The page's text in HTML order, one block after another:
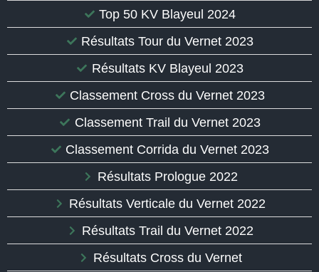
Top 50 KV Blayeul 2024
Résultats Tour du Vernet 2023
Résultats KV Blayeul 2023
Classement Cross du Vernet 2023
Classement Trail du Vernet 2023
Classement Corrida du Vernet 2023
Résultats Prologue 2022
Résultats Verticale du Vernet 2022
Résultats Trail du Vernet 2022
Résultats Cross du Vernet